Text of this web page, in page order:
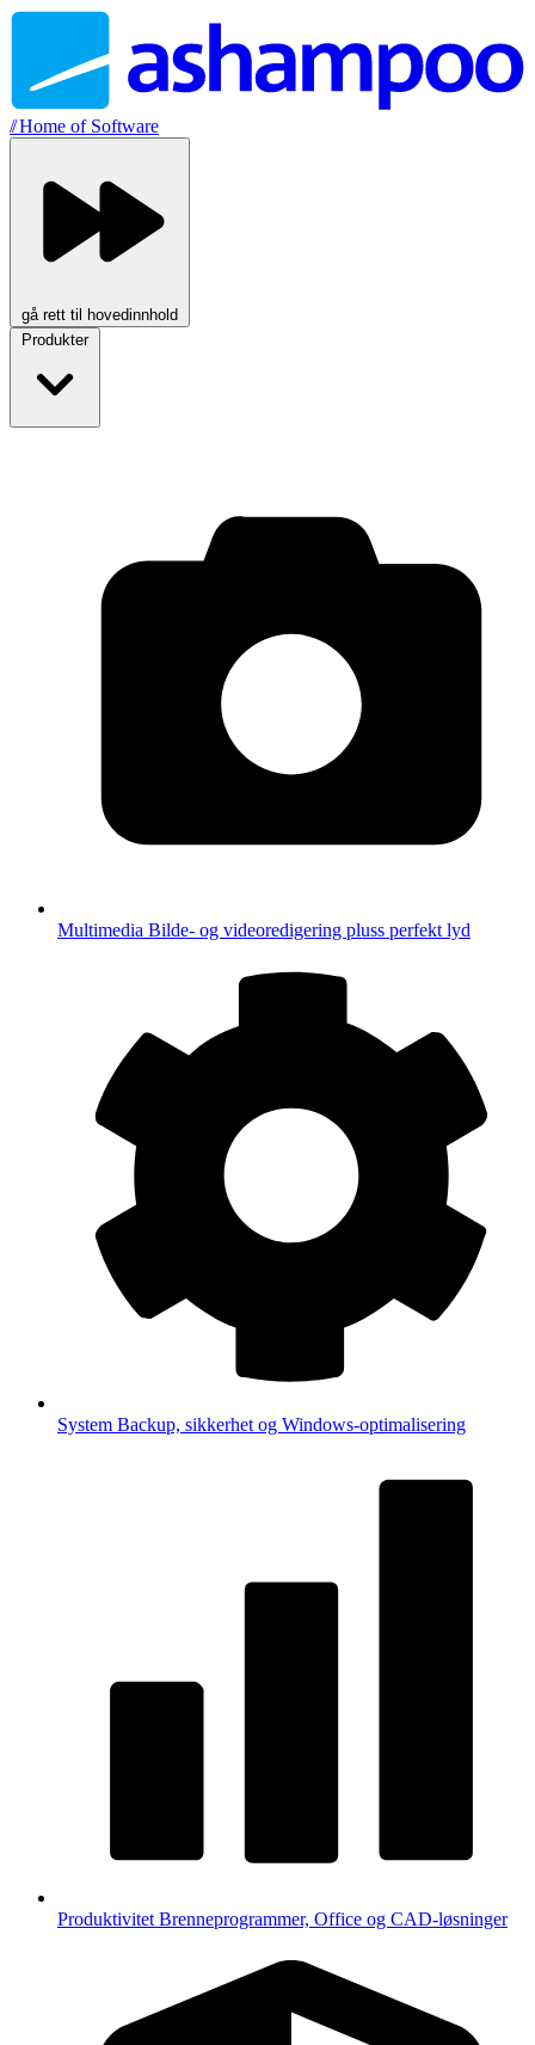
//Home of Software
gå rett til hovedinnhold
Produkter
Multimedia Bilde- og videoredigering pluss perfekt lyd
System Backup, sikkerhet og Windows-optimalisering
Produktivitet Brenneprogrammer, Office og CAD-løsninger